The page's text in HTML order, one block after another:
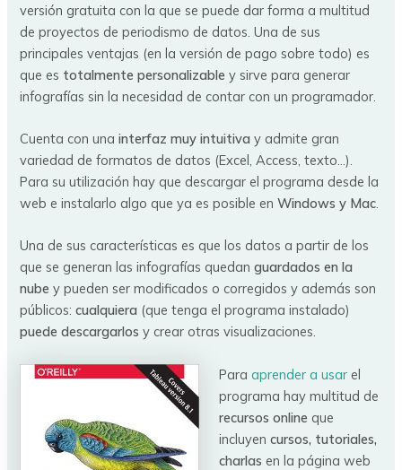
versión gratuita con la que se puede dar forma a multitud
de proyectos de periodismo de datos. Una de sus
principales ventajas (en la versión de pago sobre todo) es
que es totalmente personalizable y sirve para generar
infografías sin la necesidad de contar con un programador.
Cuenta con unainterfaz muy intuitiva y admite gran
variedad de formatos de datos (Excel, Access, texto…).
Para su utilización hay que descargar el programa desde la
web e instalarlo algo que ya es posible enWindows y Mac.
Una de sus características es que los datos a partir de los
que se generan las infografías quedanguardados en la
nube y pueden ser modificados o corregidos y además son
públicos: cualquiera (que tenga el programa instalado)
puede descargarlos y crear otras visualizaciones.
Paraaprender a usar el
programa hay multitud de
recursos online que
incluyencursos, tutoriales,
charlas en la página web